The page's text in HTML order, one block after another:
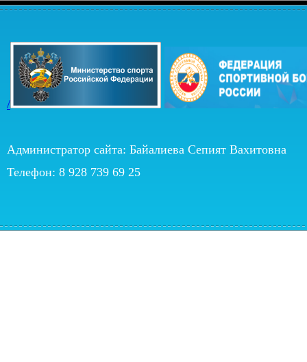
/
Администратор сайта: Байалиева Сепият Вахитовна
Телефон: 8 928 739 69 25